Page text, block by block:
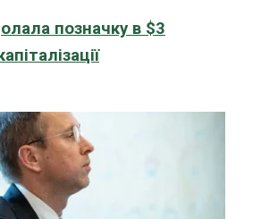
позначку в $3